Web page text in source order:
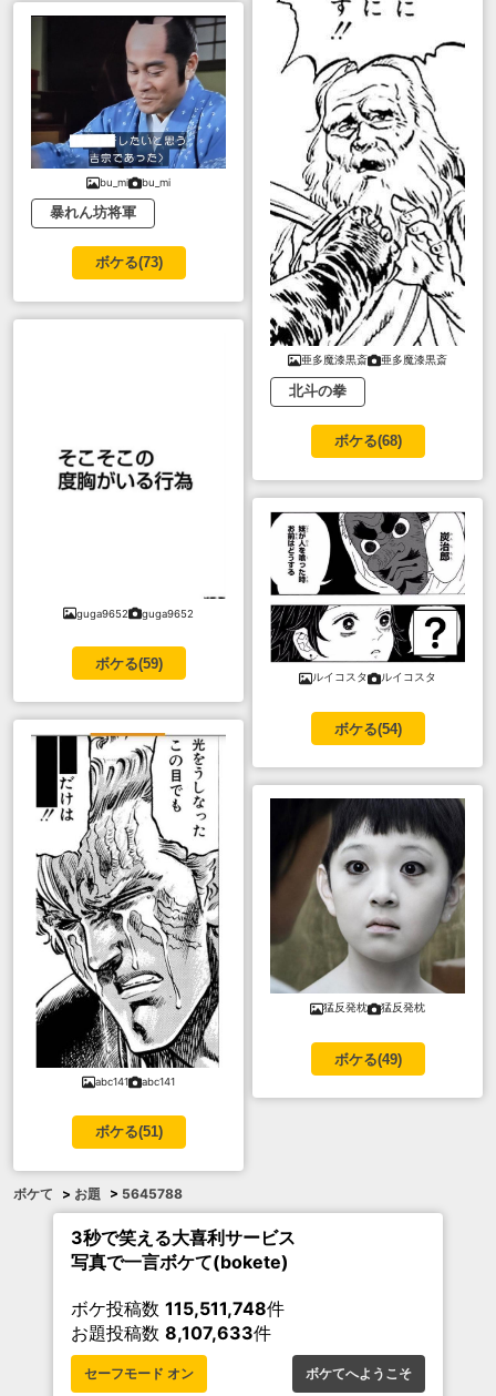
bu_mi bu_mi
暴れん坊将軍
ボケる(73)
guga9652 guga9652
ボケる(59)
abc141 abc141
ボケる(51)
亜多魔漆黒斎 亜多魔漆黒斎
北斗の拳
ボケる(68)
ルイコスタ ルイコスタ
ボケる(54)
猛反発枕 猛反発枕
ボケる(49)
ボケて > お題 > 5645788
3秒で笑える大喜利サービス
写真で一言ボケて(bokete)
ボケ投稿数 115,511,748件
お題投稿数 8,107,633件
セーフモード オン ボケてへようこそ